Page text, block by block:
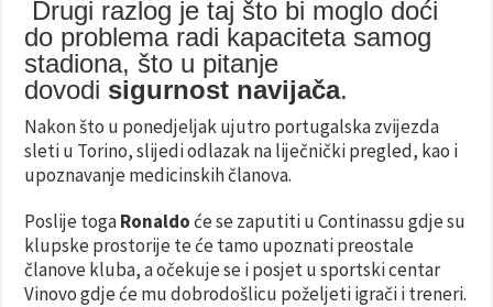
Drugi razlog je taj što bi moglo doći
do problema radi kapaciteta samog
stadiona, što u pitanje
dovodi sigurnost navijača.
Nakon što u ponedjeljak ujutro portugalska zvijezda
sleti u Torino, slijedi odlazak na liječnički pregled, kao i
upoznavanje medicinskih članova.
Poslije togaRonaldoće se zaputiti u Continassu gdje su
klupske prostorije te će tamo upoznati preostale
članove kluba, a očekuje se i posjet u sportski centar
Vinovo gdje će mu dobrodošlicu poželjeti igrači i treneri.